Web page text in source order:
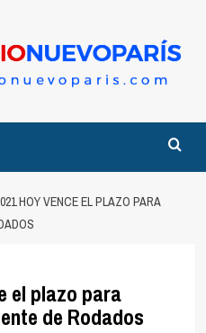
HOY VENCE EL PLAZO PARA
el plazo para
de Rodados